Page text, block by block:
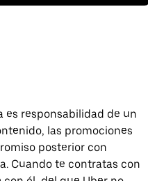
es responsabilidad de un
las promociones
posterior con
Cuando te contratas con